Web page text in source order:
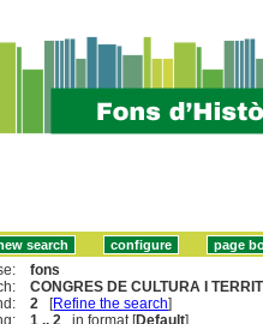
fons
CONGRES DE CULTURA I
2 [Refine the search]
1 .. 2 in format [Default]